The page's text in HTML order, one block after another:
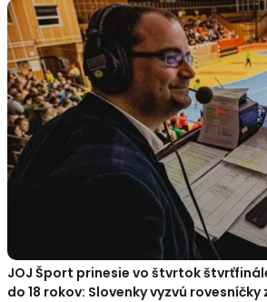
JOJ Šport prinesie vo štvrtok
do 18 rokov: Slovenky vyzvú rovesníčky